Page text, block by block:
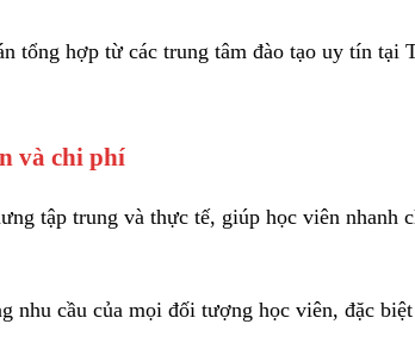
tổng hợp từ các trung tâm đào tạo uy tín tại
và chi phí
tập trung và thực tế, giúp học viên
nhu cầu của mọi đối tượng học viên, đặc